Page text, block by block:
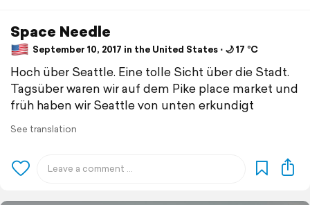
Space Needle
September 10, 2017 in the United States ⋅ 🌙 17 °C
Hoch über Seattle. Eine tolle Sicht über die Stadt.
Tagsüber waren wir auf dem Pike place market und
früh haben wir Seattle von unten erkundigt
See translation